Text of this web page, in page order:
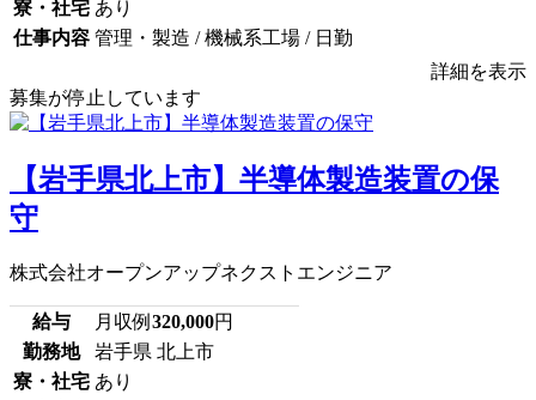
寮・社宅 あり
仕事内容 管理・製造 / 機械系工場 / 日勤
詳細を表示
募集が停止しています
【岩手県北上市】半導体製造装置の保
守
株式会社オープンアップネクストエンジニア
給与 月収例 320,000円
勤務地
岩手県 北上市
寮・社宅 あり